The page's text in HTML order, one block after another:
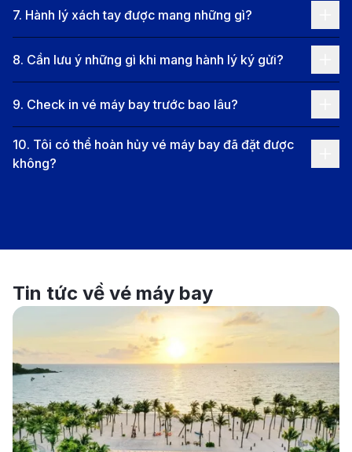
Thông tin chặng bay phổ biến từ
Các chặng bay phổ biến từ Boston đi TP.
HCM
Chặng bay từ Boston (BOS) đến Thành phố Hồ Chí
Minh (SGN) thường phải quá cảnh tại một hoặc hai
không và thời gian quá cảnh.
Các chuyến bay từ Boston thường quá cảnh tại các
trung tâm hàng không lớn, nơi hành khách có thể
nghỉ ngơi và sử dụng các dịch vụ tiện ích trong thời
gian chờ trước khi tiếp tục hành trình đến Việt Nam.
7. Hành lý xách tay được mang những gì?
8. Cần lưu ý những gì khi mang hành lý ký gửi?
9. Check in vé máy bay trước bao lâu?
10. Tôi có thể hoàn hủy vé máy bay đã đặt được
không?
Tin tức về vé máy bay